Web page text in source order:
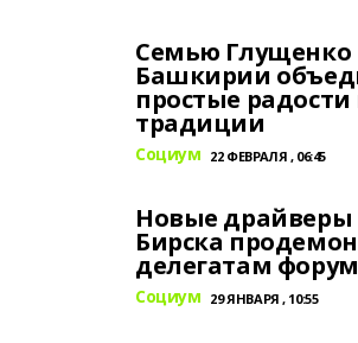
Семью Глущенко
Башкирии
простые
традиции
Социум 22 ФЕВРАЛЯ , 06:45
Новые драйверы
Бирска
делегатам
Социум 29 ЯНВАРЯ , 10:55